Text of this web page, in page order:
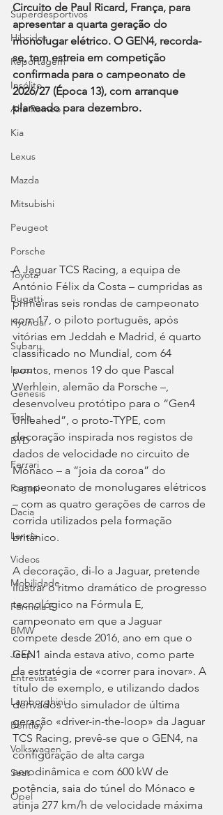
Superdesportivos
Híbridos
Reportagem
Insólito
Alfa Romeo
Kia
Lexus
Mazda
Mitsubishi
Peugeot
Porsche
Toyota
Bugatti
Hyundai
Subaru
Isuzu
Genesis
Tesla
BYD
Ferrari
Pagani
Dacia
Lancia
Videos
Mobilidade
Fórmula E
BMW
Jeep
Entrevistas
Lamborghini
Bentley
Volkswagen
Seat
Opel
Circuito de Paul Ricard, França, para
apresentar a quarta geração do
monolugar elétrico. O GEN4, recorda-
se, tem estreia em competição
confirmada para o campeonato de
2026/27 (Época 13), com arranque
planeado para dezembro.
A Jaguar TCS Racing, a equipa de
António Félix da Costa – cumpridas as
primeiras seis rondas de campeonato
com 17, o piloto português, após
vitórias em Jeddah e Madrid, é quarto
classificado no Mundial, com 64
pontos, menos 19 do que Pascal
Werhlein, alemão da Porsche –,
desenvolveu protótipo para o “Gen4
Unleahed”, o proto-TYPE, com
decoração inspirada nos registos de
dados de velocidade no circuito de
Mónaco – a “joia da coroa” do
campeonato de monolugares elétricos
– com as quatro gerações de carros de
corrida utilizados pela formação
britânico.
A decoração, di-lo a Jaguar, pretende
ilustrar o ritmo dramático de progresso
tecnológico na Fórmula E,
campeonato em que a Jaguar
compete desde 2016, ano em que o
GEN1 ainda estava ativo, como parte
da estratégia de «correr para inovar». A
título de exemplo, e utilizando dados
derivados do simulador de última
geração «driver-in-the-loop» da Jaguar
TCS Racing, prevê-se que o GEN4, na
configuração de alta carga
aerodinâmica e com 600 kW de
potência, saia do túnel do Mónaco e
atinja 277 km/h de velocidade máxima